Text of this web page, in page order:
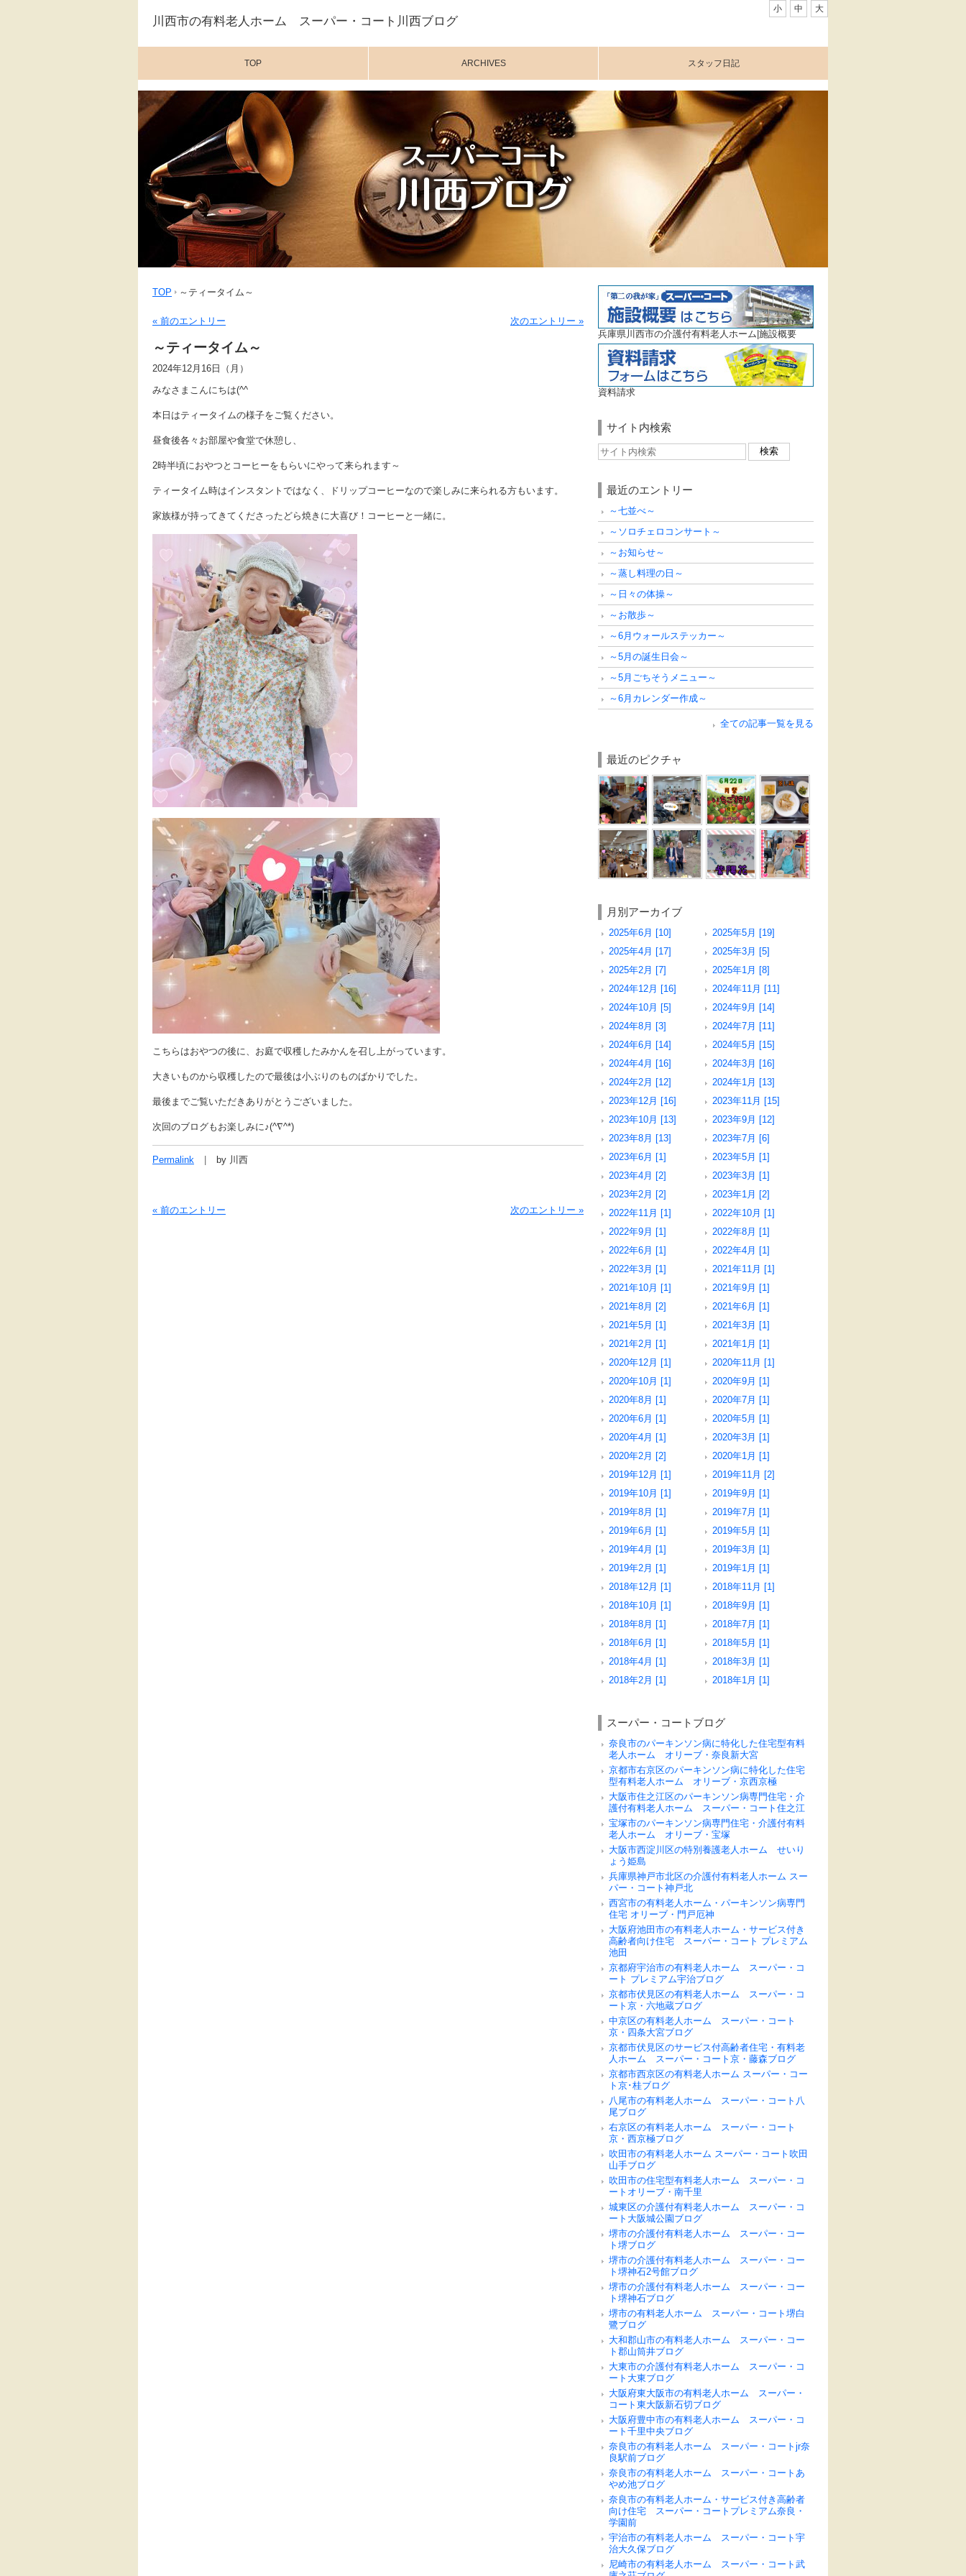
川西市の有料老人ホーム スーパー・コート川西ブログ
TOP ARCHIVES スタッフ日記
小 中 大
TOP ～ティータイム～
« 前のエントリー 次のエントリー »
～ティータイム～
2024年12月16日（月）
みなさまこんにちは(^^ゞ
本日はティータイムの様子をご覧ください。
昼食後各々お部屋や食堂で休憩し、
2時半頃におやつとコーヒーをもらいにやって来られます～
ティータイム時はインスタントではなく、ドリップコーヒーなので楽しみに来られる方もいます。
家族様が持ってきてくださったどら焼きに大喜び！コーヒーと一緒に。
こちらはおやつの後に、お庭で収穫したみかんを召し上がっています。
大きいものから収穫したので最後は小ぶりのものばかりでした。
最後までご覧いただきありがとうございました。
次回のブログもお楽しみに♪(^∇^*)
Permalink by 川西
« 前のエントリー 次のエントリー »
兵庫県川西市の介護付有料老人ホーム|施設概要
資料請求
サイト内検索
最近のエントリー
～七並べ～
～ソロチェロコンサート～
～お知らせ～
～蒸し料理の日～
～日々の体操～
～お散歩～
～6月ウォールステッカー～
～5月の誕生日会～
～5月ごちそうメニュー～
～6月カレンダー作成～
全ての記事一覧を見る
最近のピクチャ
月別アーカイブ
2025年6月 [10]
2025年5月 [19]
2025年4月 [17]
2025年3月 [5]
2025年2月 [7]
2025年1月 [8]
2024年12月 [16]
2024年11月 [11]
2024年10月 [5]
2024年9月 [14]
2024年8月 [3]
2024年7月 [11]
2024年6月 [14]
2024年5月 [15]
2024年4月 [16]
2024年3月 [16]
2024年2月 [12]
2024年1月 [13]
2023年12月 [16]
2023年11月 [15]
2023年10月 [13]
2023年9月 [12]
2023年8月 [13]
2023年7月 [6]
2023年6月 [1]
2023年5月 [1]
2023年4月 [2]
2023年3月 [1]
2023年2月 [2]
2023年1月 [2]
2022年11月 [1]
2022年10月 [1]
2022年9月 [1]
2022年8月 [1]
2022年6月 [1]
2022年4月 [1]
2022年3月 [1]
2021年11月 [1]
2021年10月 [1]
2021年9月 [1]
2021年8月 [2]
2021年6月 [1]
2021年5月 [1]
2021年3月 [1]
2021年2月 [1]
2021年1月 [1]
2020年12月 [1]
2020年11月 [1]
2020年10月 [1]
2020年9月 [1]
2020年8月 [1]
2020年7月 [1]
2020年6月 [1]
2020年5月 [1]
2020年4月 [1]
2020年3月 [1]
2020年2月 [2]
2020年1月 [1]
2019年12月 [1]
2019年11月 [2]
2019年10月 [1]
2019年9月 [1]
2019年8月 [1]
2019年7月 [1]
2019年6月 [1]
2019年5月 [1]
2019年4月 [1]
2019年3月 [1]
2019年2月 [1]
2019年1月 [1]
2018年12月 [1]
2018年11月 [1]
2018年10月 [1]
2018年9月 [1]
2018年8月 [1]
2018年7月 [1]
2018年6月 [1]
2018年5月 [1]
2018年4月 [1]
2018年3月 [1]
2018年2月 [1]
2018年1月 [1]
スーパー・コートブログ
奈良市のパーキンソン病に特化した住宅型有料
老人ホーム オリーブ・奈良新大宮
京都市右京区のパーキンソン病に特化した住宅
型有料老人ホーム オリーブ・京西京極
大阪市住之江区のパーキンソン病専門住宅・介
護付有料老人ホーム スーパー・コート住之江
宝塚市のパーキンソン病専門住宅・介護付有料
老人ホーム オリーブ・宝塚
大阪市西淀川区の特別養護老人ホーム せいり
ょう姫島
兵庫県神戸市北区の介護付有料老人ホーム スー
パー・コート神戸北
西宮市の有料老人ホーム・パーキンソン病専門
住宅 オリーブ・門戸厄神
大阪府池田市の有料老人ホーム・サービス付き
高齢者向け住宅 スーパー・コート プレミアム
池田
京都府宇治市の有料老人ホーム スーパー・コ
ート プレミアム宇治ブログ
京都市伏見区の有料老人ホーム スーパー・コ
ート京・六地蔵ブログ
中京区の有料老人ホーム スーパー・コート
京・四条大宮ブログ
京都市伏見区のサービス付高齢者住宅・有料老
人ホーム スーパー・コート京・藤森ブログ
京都市西京区の有料老人ホーム スーパー・コー
ト京･桂ブログ
八尾市の有料老人ホーム スーパー・コート八
尾ブログ
右京区の有料老人ホーム スーパー・コート
京・西京極ブログ
吹田市の有料老人ホーム スーパー・コート吹田
山手ブログ
吹田市の住宅型有料老人ホーム スーパー・コ
ートオリーブ・南千里
城東区の介護付有料老人ホーム スーパー・コ
ート大阪城公園ブログ
堺市の介護付有料老人ホーム スーパー・コー
ト堺ブログ
堺市の介護付有料老人ホーム スーパー・コー
ト堺神石2号館ブログ
堺市の介護付有料老人ホーム スーパー・コー
ト堺神石ブログ
堺市の有料老人ホーム スーパー・コート堺白
鷺ブログ
大和郡山市の有料老人ホーム スーパー・コー
ト郡山筒井ブログ
大東市の介護付有料老人ホーム スーパー・コ
ート大東ブログ
大阪府東大阪市の有料老人ホーム スーパー・
コート東大阪新石切ブログ
大阪府豊中市の有料老人ホーム スーパー・コ
ート千里中央ブログ
奈良市の有料老人ホーム スーパー・コートjr奈
良駅前ブログ
奈良市の有料老人ホーム スーパー・コートあ
やめ池ブログ
奈良市の有料老人ホーム・サービス付き高齢者
向け住宅 スーパー・コートプレミアム奈良・
学園前
宇治市の有料老人ホーム スーパー・コート宇
治大久保ブログ
尼崎市の有料老人ホーム スーパー・コート武